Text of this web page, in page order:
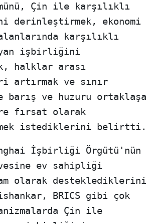
Çin ile karşılıklı
derinleştirmek, ekonomi
karşılıklı
işbirliğini
halklar arası
artırmak ve sınır
barış ve huzuru ortaklaşa
fırsat olarak
istediklerini belirtti.
İşbirliği Örgütü'nün
ev sahipliği
olarak desteklediklerini
BRICS gibi çok
Çin ile